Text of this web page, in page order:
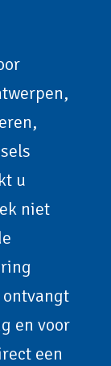
u
niet
en voor
een